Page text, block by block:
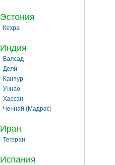
Эстония
Кехра
Индия
Валсад
Дели
Канпур
Уннао
Хассан
Ченнай (Мадрас)
Иран
Тегеран
Испания